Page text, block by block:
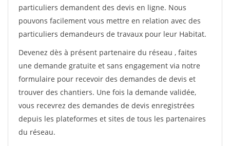
particuliers demandent des devis en ligne. Nous
pouvons facilement vous mettre en relation avec des
particuliers demandeurs de travaux pour leur Habitat.
Devenez dès à présent partenaire du réseau , faites
une demande gratuite et sans engagement via notre
formulaire pour recevoir des demandes de devis et
trouver des chantiers. Une fois la demande validée,
vous recevrez des demandes de devis enregistrées
depuis les plateformes et sites de tous les partenaires
du réseau.